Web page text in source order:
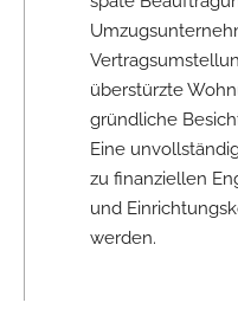
überstürzte
gründliche
Eine
zu finanziellen
und
werden.